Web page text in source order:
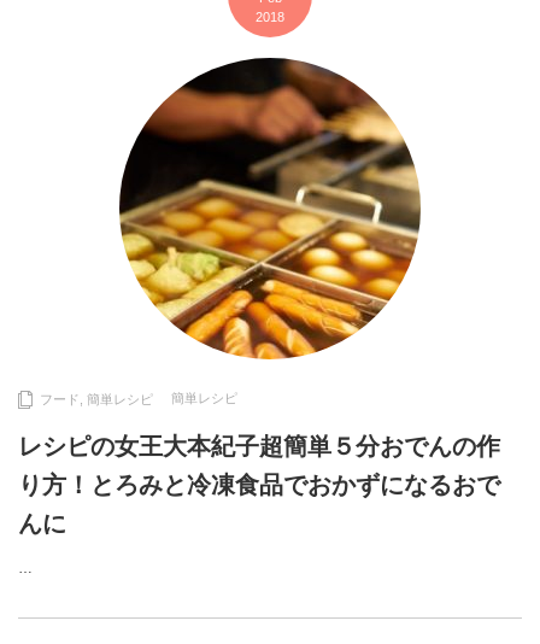
2018
フード 簡単レシピ 簡単レシピ
レシピの女王大本紀子超簡単５分おでんの作
り方！とろみと冷凍食品でおかずになるおで
んに
…